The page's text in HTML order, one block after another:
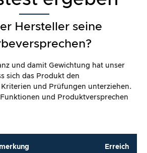
Hersteller seine
und damit Gewichtung hat unser
sich das Produkt den
und Prüfungen unterziehen.
und Produktversprechen
Erreich